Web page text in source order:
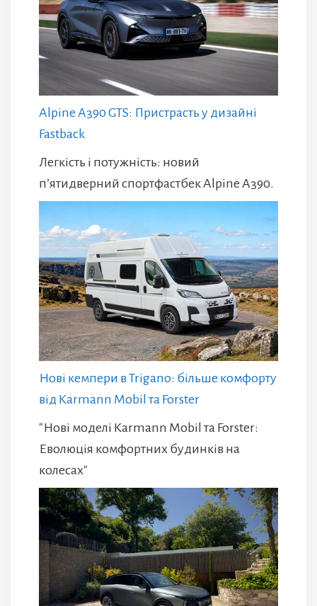
Alpine A390 GTS: Пристрасть у дизайні
Fastback
Легкість і потужність: новий
п’ятидверний спортфастбек Alpine A390.
Нові кемпери в Trigano: більше комфорту
від Karmann Mobil та Forster
"Нові моделі Karmann Mobil та Forster:
Еволюція комфортних будинків на
колесах"